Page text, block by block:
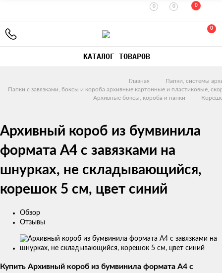
0 0 0
0
КАТАЛОГ ТОВАРОВ
Главная
Папки, системы
Папки с завязками, боксы и короба архивные картонные и пластиковые,
Архивные боксы, короба и папки
Архивный короб из бумвинила
формата А4 с завязками на
шнурках, не складывающийся,
корешок 5 см, цвет синий
Обзор
Отзывы
Изображения
товаров
Купить Архивный короб из бумвинила формата А4 с